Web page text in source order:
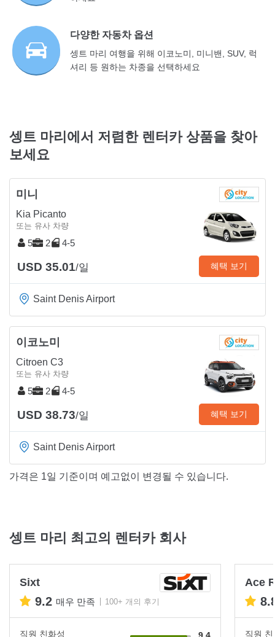
다양한 자동차 옵션
셍트 마리 여행을 위해 이코노미, 미니밴, SUV, 럭
셔리 등 원하는 차종을 선택하세요
셍트 마리에서 저렴한 렌터카 상품을 찾아
보세요
미니
Kia Picanto
또는 유사 차량
5 2 4-5
USD 35.01/일 혜택 보기
Saint Denis Airport
이코노미
Citroen C3
또는 유사 차량
5 2 4-5
USD 38.73/일 혜택 보기
Saint Denis Airport
가격은 1일 기준이며 예고없이 변경될 수 있습니다.
셍트 마리 최고의 렌터카 회사
Sixt
9.2 매우 만족 100+ 개의 후기
직원 친화성
Ace
직원